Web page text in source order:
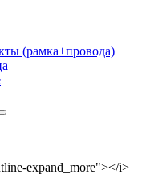
(рамка+провода)
expand_more"></i>